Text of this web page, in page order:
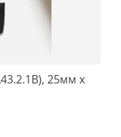
25мм x